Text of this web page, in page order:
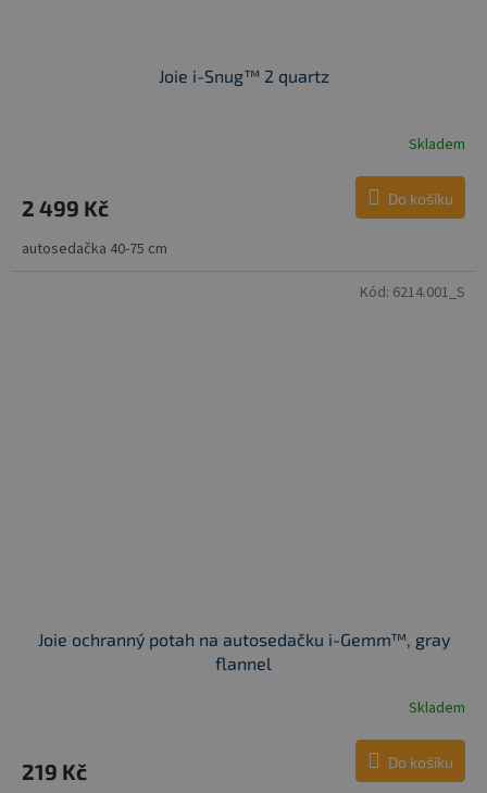
Joie i-Snug™ 2 quartz
Skladem
2 499 Kč Do košíku
autosedačka 40-75 cm
Joie ochranný potah na autosedačku i-Gemm™, gray
flannel
Skladem
219 Kč Do košíku
Kód: 6214.001_S